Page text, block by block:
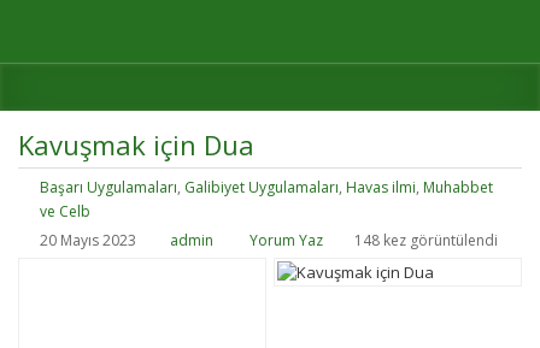
Kavuşmak için Dua
Başarı Uygulamaları, Galibiyet Uygulamaları, Havas ilmi, Muhabbet
ve Celb
20 Mayıs 2023
admin Yorum Yaz 148 kez görüntülendi